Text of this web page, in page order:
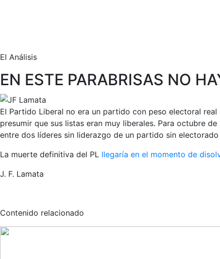
El Análisis
EN ESTE PARABRISAS NO
El Partido Liberal no era un partido con peso electoral
presumir que sus listas eran muy liberales. Para octubre
entre dos líderes sin liderazgo de un partido sin
La muerte definitiva del PL llegaría en el momento de
J. F. Lamata
Contenido relacionado